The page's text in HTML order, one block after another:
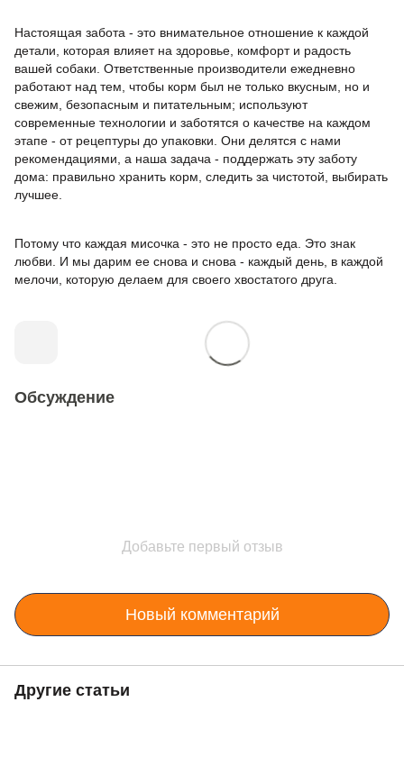
Настоящая забота - это внимательное отношение к каждой
детали, которая влияет на здоровье, комфорт и радость
вашей собаки. Ответственные производители ежедневно
работают над тем, чтобы корм был не только вкусным, но и
свежим, безопасным и питательным; используют
современные технологии и заботятся о качестве на каждом
этапе - от рецептуры до упаковки. Они делятся с нами
рекомендациями, а наша задача - поддержать эту заботу
дома: правильно хранить корм, следить за чистотой, выбирать
лучшее.
Потому что каждая мисочка - это не просто еда. Это знак
любви. И мы дарим ее снова и снова - каждый день, в каждой
мелочи, которую делаем для своего хвостатого друга.
Обсуждение
Добавьте первый отзыв
Новый комментарий
Другие статьи